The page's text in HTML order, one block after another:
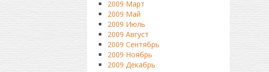
2009 Март
2009 Май
2009 Июль
2009 Август
2009 Сентябрь
2009 Ноябрь
2009 Декабрь